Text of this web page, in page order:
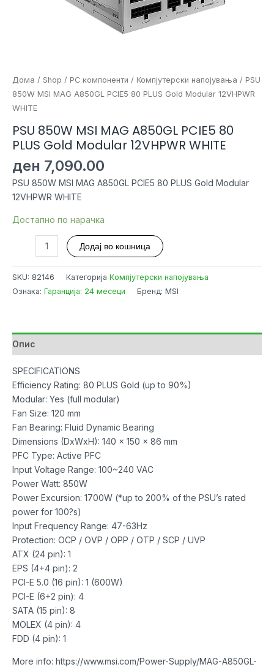
Дома / Shop / PC компоненти / Компјутерски напојувања / PSU
850W MSI MAG A850GL PCIE5 80 PLUS Gold Modular 12VHPWR
WHITE
PSU 850W MSI MAG A850GL PCIE5 80
PLUS Gold Modular 12VHPWR WHITE
ден 7,090.00
PSU 850W MSI MAG A850GL PCIE5 80 PLUS Gold Modular
12VHPWR WHITE
Достапно по нарачка
850W
MSI
PLUS
Gold
Modular
12VHPWR
WHITE
количина
Додај во кошница
SKU: 82146 Категорија Компјутерски напојувања
Ознака: Гаранција: 24 месеци Бренд: MSI
Опис
SPECIFICATIONS
Efficiency Rating: 80 PLUS Gold (up to 90%)
Modular: Yes (full modular)
Fan Size: 120 mm
Fan Bearing: Fluid Dynamic Bearing
Dimensions (DxWxH): 140 x 150 x 86 mm
PFC Type: Active PFC
Input Voltage Range: 100~240 VAC
Power Watt: 850W
Power Excursion: 1700W (*up to 200% of the PSU’s rated
power for 100?s)
Input Frequency Range: 47-63Hz
Protection: OCP / OVP / OPP / OTP / SCP / UVP
ATX (24 pin): 1
EPS (4+4 pin): 2
PCI-E 5.0 (16 pin): 1 (600W)
PCI-E (6+2 pin): 4
SATA (15 pin): 8
MOLEX (4 pin): 4
FDD (4 pin): 1
More info: https://www.msi.com/Power-Supply/MAG-A850GL-